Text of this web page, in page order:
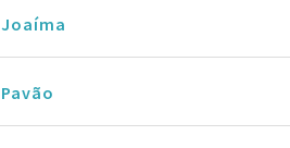
Joaíma
Pavão